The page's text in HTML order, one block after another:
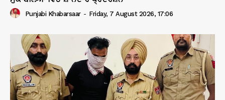
Punjabi Khabarsaar - Friday, 7 August 2026, 17:06